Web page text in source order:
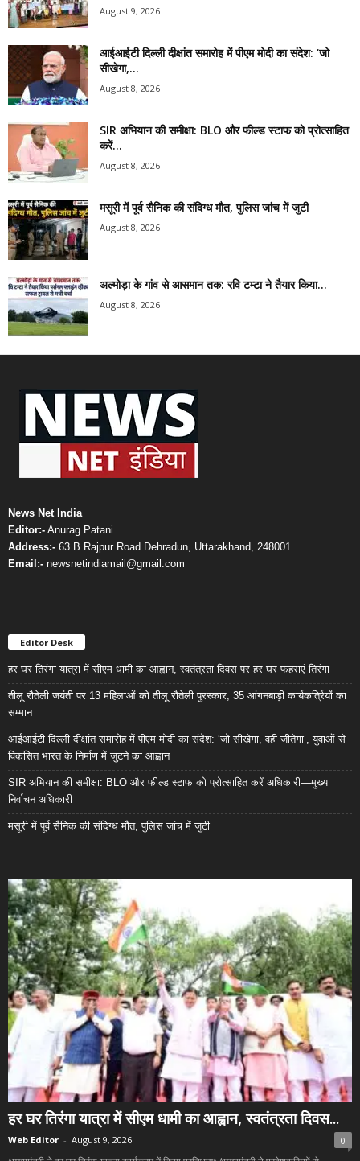
August 9, 2026
आईआईटी दिल्ली दीक्षांत समारोह में पीएम मोदी का संदेश: ‘जो
सीखेगा,...
August 8, 2026
SIR अभियान की समीक्षा: BLO और फील्ड स्टाफ को प्रोत्साहित
करें...
August 8, 2026
मसूरी में पूर्व सैनिक की संदिग्ध मौत, पुलिस जांच में जुटी
August 8, 2026
अल्मोड़ा के गांव से आसमान तक: रवि टम्टा ने तैयार किया...
August 8, 2026
News Net India
Editor:- Anurag Patani
Address:- 63 B Rajpur Road Dehradun, Uttarakhand, 248001
Email:- newsnetindiamail@gmail.com
Editor Desk
हर घर तिरंगा यात्रा में सीएम धामी का आह्वान, स्वतंत्रता दिवस पर हर घर फहराएं तिरंगा
तीलू रौतेली जयंती पर 13 महिलाओं को तीलू रौतेली पुरस्कार, 35 आंगनबाड़ी कार्यकर्त्रियों का
सम्मान
आईआईटी दिल्ली दीक्षांत समारोह में पीएम मोदी का संदेश: ‘जो सीखेगा, वही जीतेगा’, युवाओं से
विकसित भारत के निर्माण में जुटने का आह्वान
SIR अभियान की समीक्षा: BLO और फील्ड स्टाफ को प्रोत्साहित करें अधिकारी—मुख्य
निर्वाचन अधिकारी
मसूरी में पूर्व सैनिक की संदिग्ध मौत, पुलिस जांच में जुटी
हर घर तिरंगा यात्रा में सीएम धामी का आह्वान, स्वतंत्रता दिवस...
Web Editor - August 9, 2026 0